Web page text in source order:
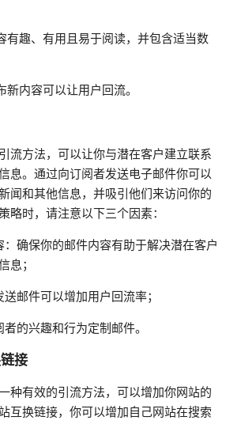
有趣、有用且易于阅读，并包含适当数
新内容可以让用户回流。
流方法，可以让你与潜在客户建立联系
息。通过向订阅者发送电子邮件你可以
闻和其他信息，并吸引他们来访问你的
略时，请注意以下三个因素：
：确保你的邮件内容有助于解决潜在客户
息；
送邮件可以增加用户回流率；
者的兴趣和行为定制邮件。
接
种有效的引流方法，可以增加你网站的
互换链接，你可以增加自己网站在搜索